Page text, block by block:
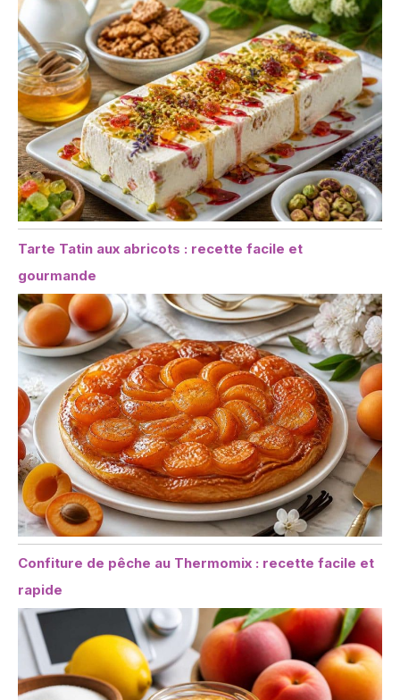
Tarte Tatin aux abricots : recette facile et
gourmande
Confiture de pêche au Thermomix : recette facile et
rapide